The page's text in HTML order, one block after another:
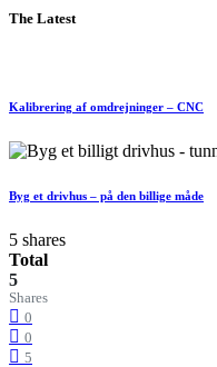
The Latest
Kalibrering af omdrejninger – CNC
Byg et drivhus – på den billige måde
5 shares
Total
5
Shares
0
0
5